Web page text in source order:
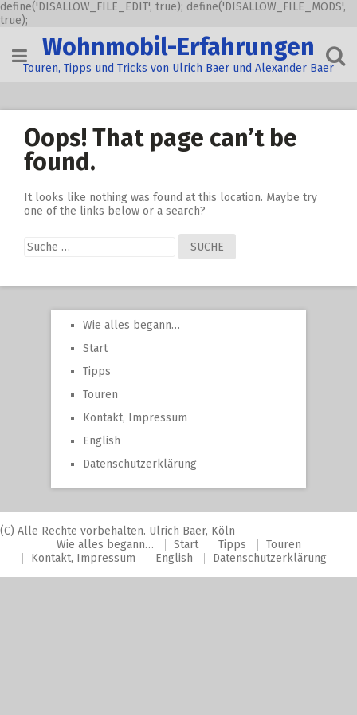
define('DISALLOW_FILE_EDIT', true); define('DISALLOW_FILE_MODS',
true);
content
Wohnmobil-Erfahrungen
Touren, Tipps und Tricks von Ulrich Baer und Alexander Baer
Oops! That page can’t be
found.
It looks like nothing was found at this location. Maybe try
one of the links below or a search?
Suche
nach:
Wie alles begann…
Start
Tipps
Touren
Kontakt, Impressum
English
Datenschutzerklärung
(C) Alle Rechte vorbehalten. Ulrich Baer, Köln
Wie alles begann…
Start Tipps
Touren
Kontakt, Impressum
English Datenschutzerklärung